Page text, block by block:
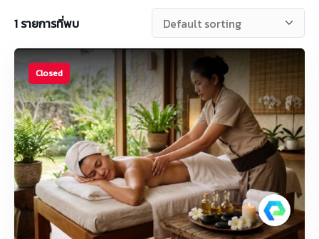
1 รายการที่พบ
Closed